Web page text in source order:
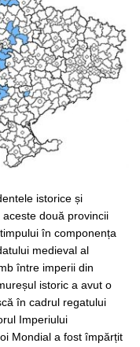
istorice și
două provincii
în componența
medieval al
între imperii din
istoric a avut o
în cadrul regatului
Imperiului
Mondial a fost împărțit